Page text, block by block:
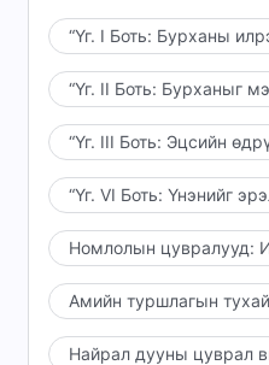
зэрэгцээ, хүмүүсийн
буцлах нь түүний
уурсах болгонд энэ
“Үг. I Боть: Бурханы
“Үг. II Боть: Бурханыг
“Үг. III Боть: Эцсийн
“Үг. VI Боть: Үнэнийг
Номлолын цувралууд:
Амийн туршлагын
Найрал дууны цуврал